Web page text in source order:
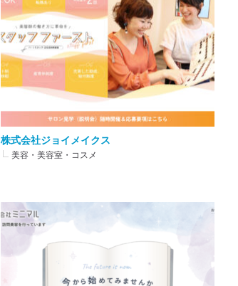
株式会社ジョイメイクス
美容・美容室・コスメ